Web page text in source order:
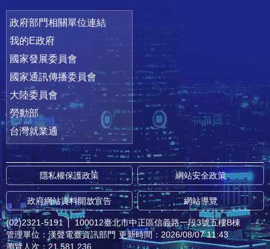
政府部門相關單位連結
我的E政府
國家發展委員會
國家通訊傳播委員會
大陸委員會
勞動部
台灣就業通
隱私權保護政策 網站安全政策
政府網站資料開放宣告 網站導覽
(02)2321-5191 │ 100012臺北市中正區信義路一段3號五樓B棟
管理單位：漢聲電臺資訊部門 更新時間：2026/08/07 11:43
瀏覽人次：21,581,236